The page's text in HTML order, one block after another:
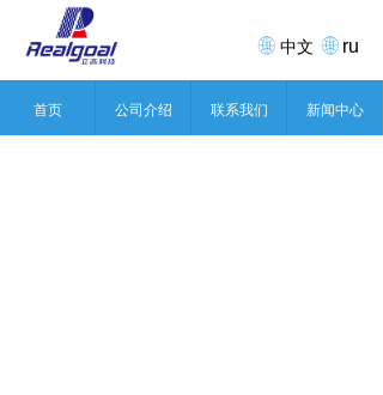
首页 公司介绍 联系我们 新闻中心
中文 ru